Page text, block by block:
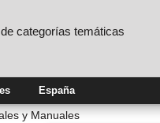
categorías temáticas
España
y Manuales